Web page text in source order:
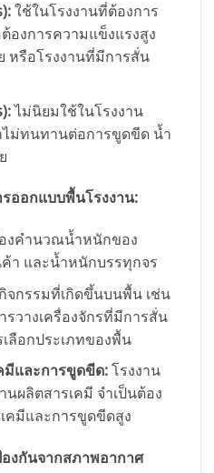
ใช้ในโรงงานที่ต้องการ
งการความแข็งแรงสูง
หรือโรงงานที่มีการสั่น
ไม่นิยมใช้ในโรงงาน
ไม่ทนทานต่อการขูดขีด น้ำ
ออกแบบพื้นโรงงาน:
งคำนวณน้ำหนักของ
า และน้ำหนักบรรทุกจร
จกรรมที่เกิดขึ้นบนพื้น เช่น
วางเครื่องจักรที่มีการสั่น
ลือกประเภทของพื้น
และการขูดขีด:โรงงาน
นผลิตสารเคมี จำเป็นต้อง
มีและการขูดขีดสูง
องกันจากสภาพอากาศ